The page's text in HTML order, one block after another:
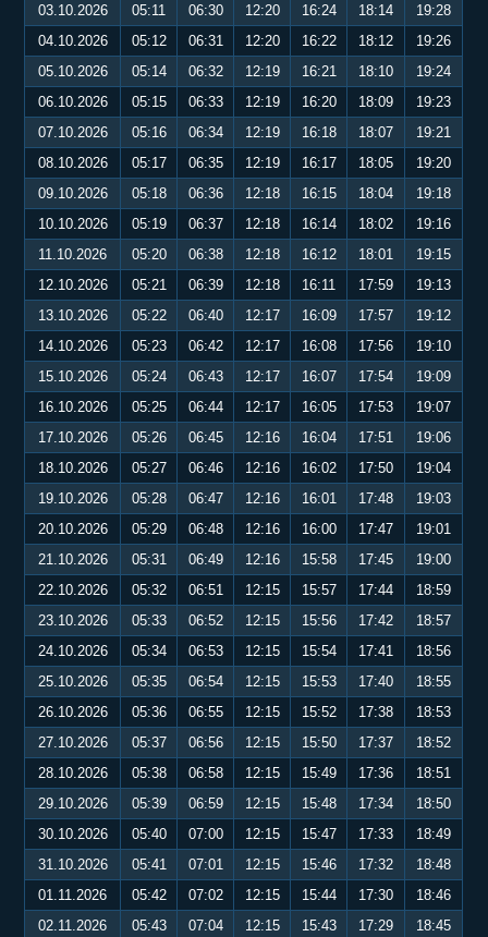
03.10.2026
05:11 06:30 12:20 16:24 18:14
19:28
04.10.2026
05:12 06:31 12:20 16:22 18:12
19:26
05.10.2026
05:14 06:32 12:19 16:21 18:10
19:24
06.10.2026
05:15 06:33 12:19 16:20 18:09
19:23
07.10.2026
05:16 06:34 12:19 16:18 18:07
19:21
08.10.2026
05:17 06:35 12:19 16:17 18:05
19:20
09.10.2026
05:18 06:36 12:18 16:15 18:04
19:18
10.10.2026
05:19 06:37 12:18 16:14 18:02
19:16
11.10.2026
05:20 06:38 12:18 16:12 18:01
19:15
12.10.2026
05:21 06:39 12:18 16:11 17:59
19:13
13.10.2026
05:22 06:40 12:17 16:09 17:57
19:12
14.10.2026
05:23 06:42 12:17 16:08 17:56
19:10
15.10.2026
05:24 06:43 12:17 16:07 17:54
19:09
16.10.2026
05:25 06:44 12:17 16:05 17:53
19:07
17.10.2026
05:26 06:45 12:16 16:04 17:51
19:06
18.10.2026
05:27 06:46 12:16 16:02 17:50
19:04
19.10.2026
05:28 06:47 12:16 16:01 17:48
19:03
20.10.2026
05:29 06:48 12:16 16:00 17:47
19:01
21.10.2026
05:31 06:49 12:16 15:58 17:45
19:00
22.10.2026
05:32 06:51 12:15 15:57 17:44
18:59
23.10.2026
05:33 06:52 12:15 15:56 17:42
18:57
24.10.2026
05:34 06:53 12:15 15:54 17:41
18:56
25.10.2026
05:35 06:54 12:15 15:53 17:40
18:55
26.10.2026
05:36 06:55 12:15 15:52 17:38
18:53
27.10.2026
05:37 06:56 12:15 15:50 17:37
18:52
28.10.2026
05:38 06:58 12:15 15:49 17:36
18:51
29.10.2026
05:39 06:59 12:15 15:48 17:34
18:50
30.10.2026
05:40 07:00 12:15 15:47 17:33
18:49
31.10.2026
05:41 07:01 12:15 15:46 17:32
18:48
01.11.2026
05:42 07:02 12:15 15:44 17:30
18:46
02.11.2026
05:43 07:04 12:15 15:43 17:29 18:45